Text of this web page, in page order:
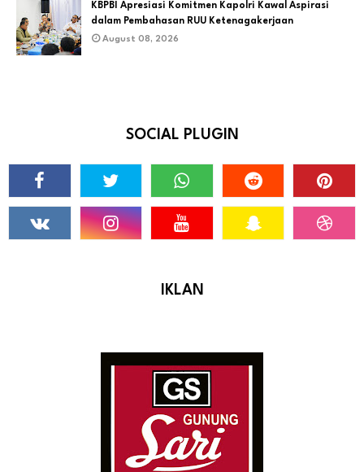
KBPBI Apresiasi Komitmen Kapolri Kawal Aspirasi
dalam Pembahasan RUU Ketenagakerjaan
August 08, 2026
SOCIAL PLUGIN
IKLAN